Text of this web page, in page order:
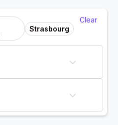
Strasbourg
Clear